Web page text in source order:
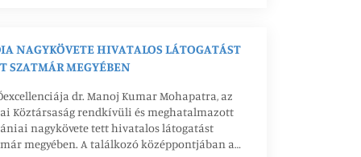
NAGYKÖVETE HIVATALOS LÁTOGATÁST
SZATMÁR MEGYÉBEN
dr. Manoj Kumar Mohapatra, az
Köztársaság rendkívüli és meghatalmazott
nagykövete tett hivatalos látogatást
megyében. A találkozó középpontjában a